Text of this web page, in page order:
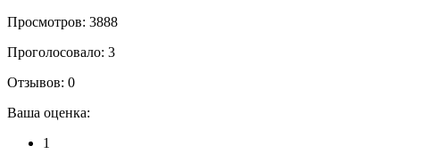
Просмотров: 3888
Проголосовало: 3
Отзывов: 0
Ваша оценка:
1